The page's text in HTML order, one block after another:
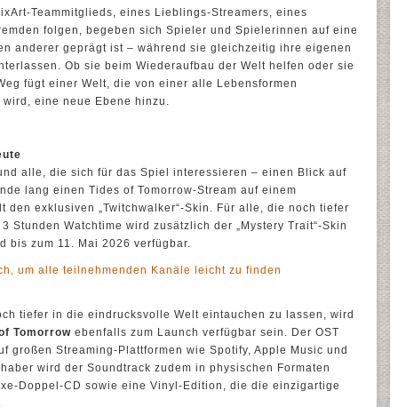
Teammitglieds, eines Lieblings-Streamers, eines
folgen, begeben sich Spieler und Spielerinnen auf eine
anderer geprägt ist – während sie gleichzeitig ihre eigenen
Ob sie beim Wiederaufbau der Welt helfen oder sie
fügt einer Welt, die von einer alle Lebensformen
eine neue Ebene hinzu.
alle, die sich für das Spiel interessieren – einen Blick auf
lang einen Tides of Tomorrow-Stream auf einem
den exklusiven „Twitchwalker“-Skin. Für alle, die noch tiefer
Stunden Watchtime wird zusätzlich der „Mystery Trait“-Skin
bis zum 11. Mai 2026 verfügbar.
um alle teilnehmenden Kanäle leicht zu finden
tiefer in die eindrucksvolle Welt eintauchen zu lassen, wird
Tomorrow ebenfalls zum Launch verfügbar sein. Der OST
großen Streaming-Plattformen wie Spotify, Apple Music und
wird der Soundtrack zudem in physischen Formaten
Doppel-CD sowie eine Vinyl-Edition, die die einzigartige